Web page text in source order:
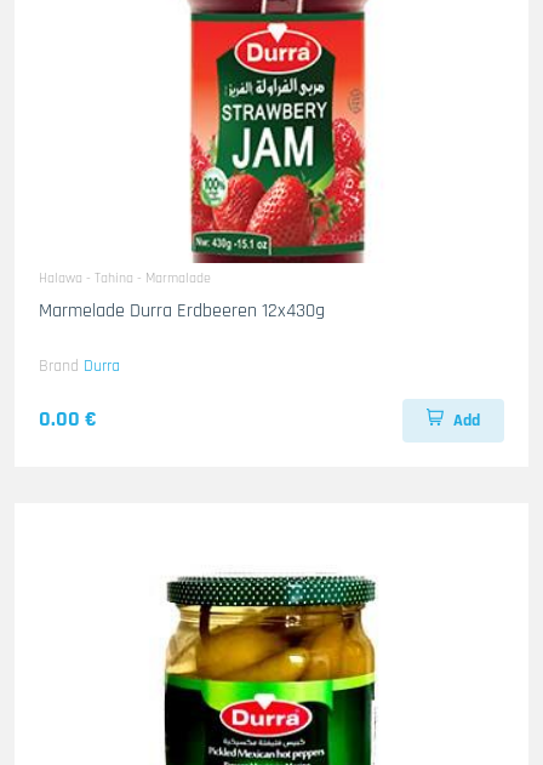
Halawa - Tahina - Marmalade
Marmelade Durra Erdbeeren 12x430g
Brand Durra
0.00 € Add